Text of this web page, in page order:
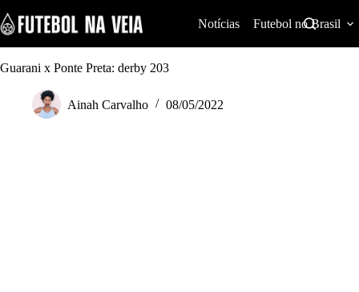
k
i
p
t
Notícias Futebol no Brasil
Guarani x Ponte Preta: derby 203
Ainah Carvalho 08/05/2022